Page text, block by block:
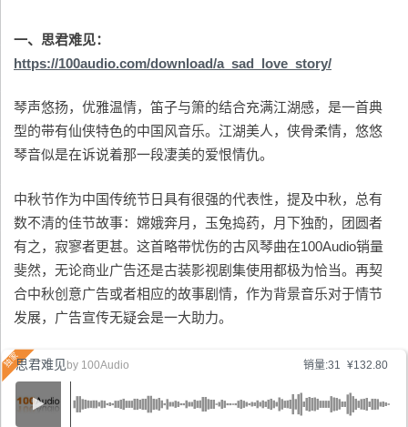
一、思君难见：
https://100audio.com/download/a_sad_love_story/
琴声悠扬，优雅温情，笛子与箫的结合充满江湖感，是一首典
型的带有仙侠特色的中国风音乐。江湖美人，侠骨柔情，悠悠
琴音似是在诉说着那一段凄美的爱恨情仇。
中秋节作为中国传统节日具有很强的代表性，提及中秋，总有
数不清的佳节故事：嫦娥奔月，玉兔捣药，月下独酌，团圆者
有之，寂寥者更甚。这首略带忧伤的古风琴曲在100Audio销量
斐然，无论商业广告还是古装影视剧集使用都极为恰当。再契
合中秋创意广告或者相应的故事剧情，作为背景音乐对于情节
发展，广告宣传无疑会是一大助力。
销量:31 ¥132.80
思君难见 by 100Audio